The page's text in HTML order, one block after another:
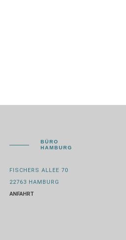
BÜRO
HAMBURG
FISCHERS ALLEE 70
22763 HAMBURG
ANFAHRT